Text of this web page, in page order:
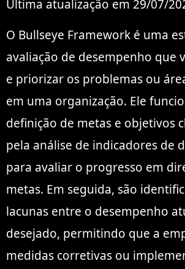
Última atualização em 29/07/
O Bullseye Framework é uma
avaliação de desempenho que
e priorizar os problemas ou
em uma organização. Ele
definição de metas e objetivos
pela análise de indicadores de
para avaliar o progresso em
metas. Em seguida, são
lacunas entre o desempenho
desejado, permitindo que a
medidas corretivas ou